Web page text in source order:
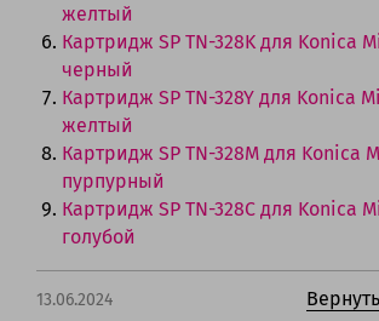
желтый
Картридж SP TN-328K для Konica
черный
Картридж SP TN-328Y для Konica
желтый
Картридж SP TN-328M для Konica
пурпурный
Картридж SP TN-328C для Konica
голубой
13.06.2024